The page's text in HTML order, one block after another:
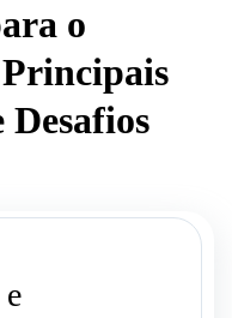
o
Desafios